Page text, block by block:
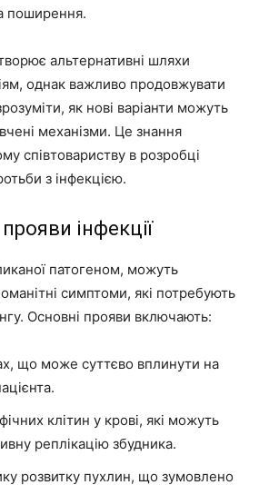
поширення.
альтернативні шляхи
однак важливо продовжувати
як нові варіанти можуть
механізми. Це знання
співтовариству в розробці
з інфекцією.
інфекції
патогеном, можуть
симптоми, які потребують
Основні прояви включають:
що може суттєво вплинути на
клітин у крові, які можуть
реплікацію збудника.
розвитку пухлин, що зумовлено